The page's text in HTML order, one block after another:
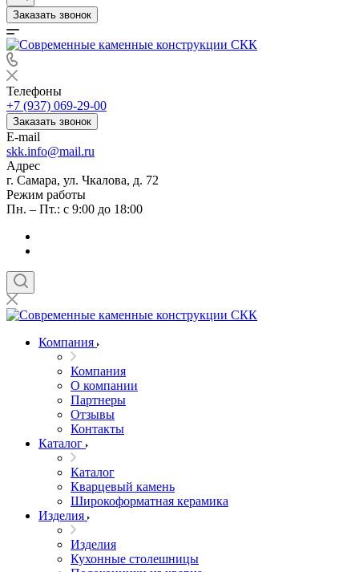
Заказать звонок
Телефоны
+7 (937) 069-29-00
Заказать звонок
E-mail
skk.info@mail.ru
Адрес
г. Самара, ул. Чкалова, д. 72
Режим работы
Пн. – Пт.: с 9:00 до 18:00
Компания
Компания
О компании
Партнеры
Отзывы
Контакты
Каталог
Каталог
Кварцевый камень
Широкоформатная керамика
Изделия
Изделия
Кухонные столешницы